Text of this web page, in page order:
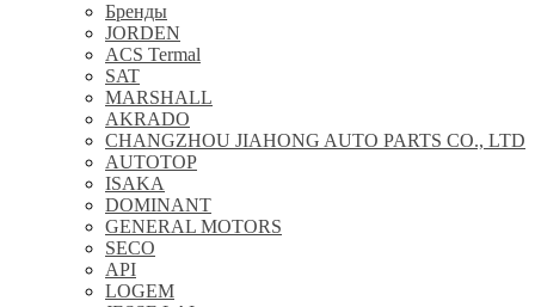
Бренды
JORDEN
ACS Termal
SAT
MARSHALL
AKRADO
CHANGZHOU JIAHONG AUTO PARTS CO., LTD
AUTOTOP
ISAKA
DOMINANT
GENERAL MOTORS
SECO
API
LOGEM